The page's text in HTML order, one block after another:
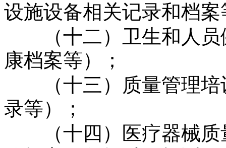
设施设备相关记录和
（十二）卫生和人员
康档案等）；
（十三）质量管理培
录等）；
（十四）医疗器械质